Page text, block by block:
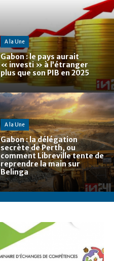
A la Une
Gabon : le pays aurait
« investi » à l’étranger
plus que son PIB en 2025
A la Une
Gabon : la délégation
secrète de Perth, ou
comment Libreville tente de
reprendre la main sur
Belinga